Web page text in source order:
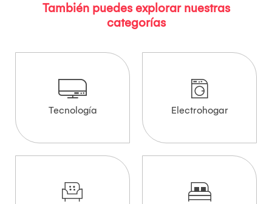
También puedes explorar nuestras
categorías
Tecnología Electrohogar